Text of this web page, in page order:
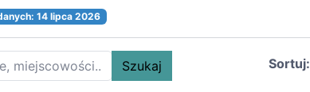
14 lipca 2026
Szukaj Sortuj: